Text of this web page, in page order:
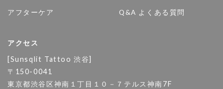
アフターケア Q&A よくある質問
アクセス
[Sunsqlit Tattoo 渋谷]
〒150-0041
東京都渋谷区神南１丁目１０－７テルス神南7F